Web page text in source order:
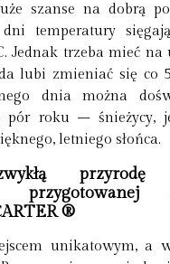
szanse na dobrą
temperatury
Jednak trzeba mieć na
lubi zmieniać się co
dnia można
pór roku – śnieżycy,
letniego słońca.
przyrodę
przygotowanej
®
unikatowym, a